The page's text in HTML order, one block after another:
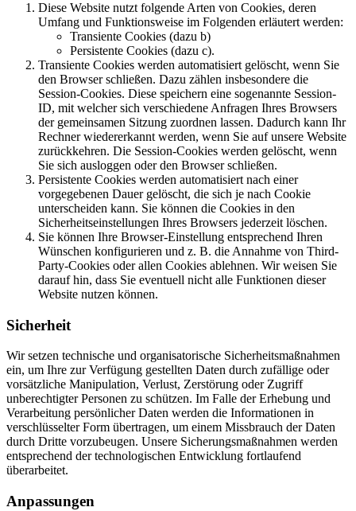
Diese Website nutzt folgende Arten von Cookies, deren
Umfang und Funktionsweise im Folgenden erläutert werden:
Transiente Cookies (dazu b)
Persistente Cookies (dazu c).
Transiente Cookies werden automatisiert gelöscht, wenn Sie
den Browser schließen. Dazu zählen insbesondere die
Session-Cookies. Diese speichern eine sogenannte Session-
ID, mit welcher sich verschiedene Anfragen Ihres Browsers
der gemeinsamen Sitzung zuordnen lassen. Dadurch kann Ihr
Rechner wiedererkannt werden, wenn Sie auf unsere Website
zurückkehren. Die Session-Cookies werden gelöscht, wenn
Sie sich ausloggen oder den Browser schließen.
Persistente Cookies werden automatisiert nach einer
vorgegebenen Dauer gelöscht, die sich je nach Cookie
unterscheiden kann. Sie können die Cookies in den
Sicherheitseinstellungen Ihres Browsers jederzeit löschen.
Sie können Ihre Browser-Einstellung entsprechend Ihren
Wünschen konfigurieren und z. B. die Annahme von Third-
Party-Cookies oder allen Cookies ablehnen. Wir weisen Sie
darauf hin, dass Sie eventuell nicht alle Funktionen dieser
Website nutzen können.
Sicherheit
Wir setzen technische und organisatorische Sicherheitsmaßnahmen
ein, um Ihre zur Verfügung gestellten Daten durch zufällige oder
vorsätzliche Manipulation, Verlust, Zerstörung oder Zugriff
unberechtigter Personen zu schützen. Im Falle der Erhebung und
Verarbeitung persönlicher Daten werden die Informationen in
verschlüsselter Form übertragen, um einem Missbrauch der Daten
durch Dritte vorzubeugen. Unsere Sicherungsmaßnahmen werden
entsprechend der technologischen Entwicklung fortlaufend
überarbeitet.
Anpassungen